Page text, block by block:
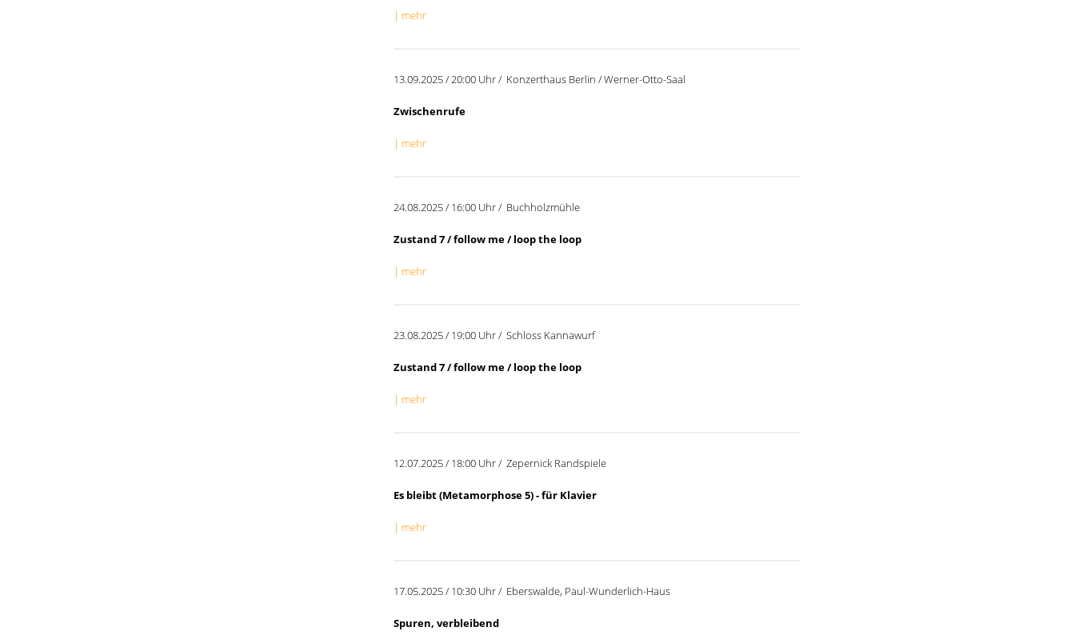
| mehr
13.09.2025 / 20:00 Uhr / Konzerthaus Berlin / Werner-Otto-Saal
Zwischenrufe
| mehr
24.08.2025 / 16:00 Uhr / Buchholzmühle
Zustand 7 / follow me / loop the loop
| mehr
23.08.2025 / 19:00 Uhr / Schloss Kannawurf
Zustand 7 / follow me / loop the loop
| mehr
12.07.2025 / 18:00 Uhr / Zepernick Randspiele
Es bleibt (Metamorphose 5) - für Klavier
| mehr
17.05.2025 / 10:30 Uhr / Eberswalde, Paul-Wunderlich-Haus
Spuren, verbleibend